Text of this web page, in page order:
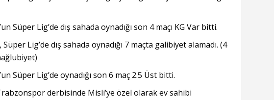
Süper Lig’de dış sahada oynadığı son 4 maçı KG Var bitti.
Lig’de dış sahada oynadığı 7 maçta galibiyet alamadı. (4
Süper Lig’de oynadığı son 6 maç 2.5 Üst bitti.
derbisinde Misli’ye özel olarak ev sahibi